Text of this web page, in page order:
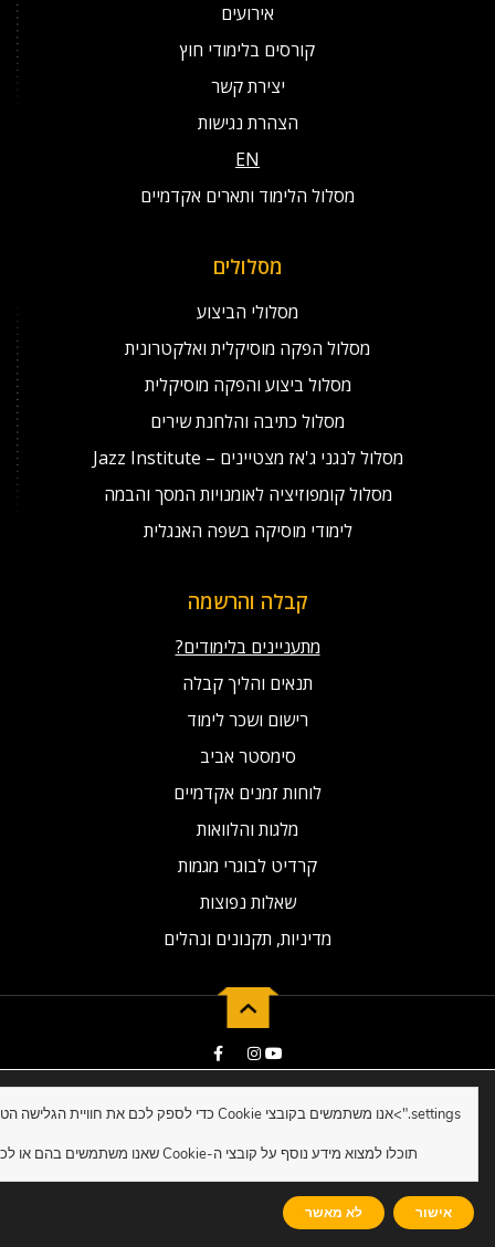
אירועים
קורסים בלימודי חוץ
יצירת קשר
הצהרת נגישות
EN
מסלול הלימוד ותארים אקדמיים
מסלולים
מסלולי הביצוע
מסלול הפקה מוסיקלית ואלקטרונית
מסלול ביצוע והפקה מוסיקלית
מסלול כתיבה והלחנת שירים
מסלול לנגני ג'אז מצטיינים – Jazz Institute
מסלול קומפוזיציה לאומנויות המסך והבמה
לימודי מוסיקה בשפה האנגלית
קבלה והרשמה
מתעניינים בלימודים?
תנאים והליך קבלה
רישום ושכר לימוד
סימסטר אביב
לוחות זמנים אקדמיים
מלגות והלוואות
קרדיט לבוגרי מגמות
שאלות נפוצות
מדיניות, תקנונים ונהלים
לקבלת ייעוץ ללימודים
2019 © Developed by NG Universal
settings.">
תוכלו למצוא מידע נוסף על קובצי ה-Cookie שאנו משתמשים בהם או לכבות אותם ב-
אישור לא מאשר